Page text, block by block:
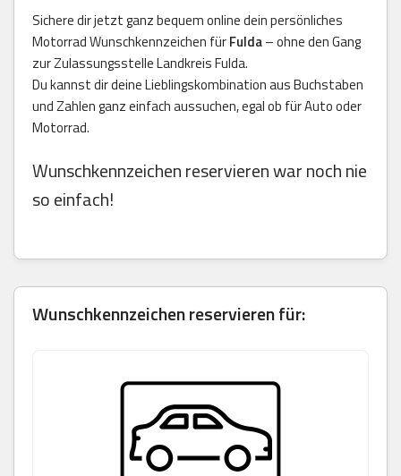
Sichere dir jetzt ganz bequem online dein persönliches
Motorrad Wunschkennzeichen fürFulda– ohne den Gang
zur Zulassungsstelle Landkreis Fulda.
Du kannst dir deine Lieblingskombination aus Buchstaben
und Zahlen ganz einfach aussuchen, egal ob für Auto oder
Motorrad.
Wunschkennzeichen reservieren war noch nie
so einfach!
Wunschkennzeichen reservieren für: